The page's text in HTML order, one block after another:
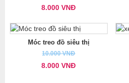
8.000 VNĐ
Móc treo đồ siêu thị
10.000 VNĐ
8.000 VNĐ